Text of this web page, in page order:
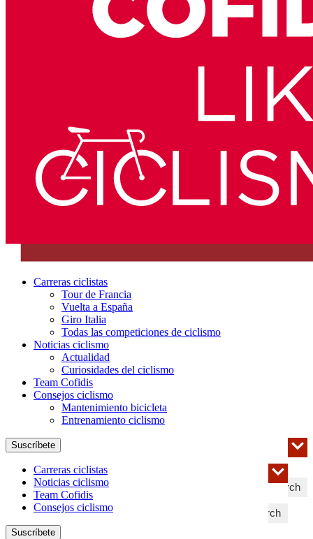
Carreras ciclistas
Tour de Francia
Vuelta a España
Giro Italia
Todas las competiciones de ciclismo
Noticias ciclismo
Actualidad
Curiosidades del ciclismo
Team Cofidis
Consejos ciclismo
Mantenimiento bicicleta
Entrenamiento ciclismo
Search
Suscríbete
Search
Carreras ciclistas
Noticias ciclismo
Team Cofidis
Consejos ciclismo
Suscríbete